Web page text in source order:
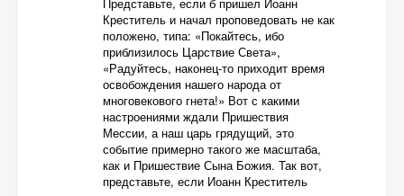
Представьте, если б пришел Иоанн
Креститель и начал проповедовать не как
положено, типа: «Покайтесь, ибо
приблизилось Царствие Света»,
«Радуйтесь, наконец-то приходит время
освобождения нашего народа от
многовекового гнета!» Вот с какими
настроениями ждали Пришествия
Мессии, а наш царь грядущий, это
событие примерно такого же масштаба,
как и Пришествие Сына Божия. Так вот,
представьте, если Иоанн Креститель